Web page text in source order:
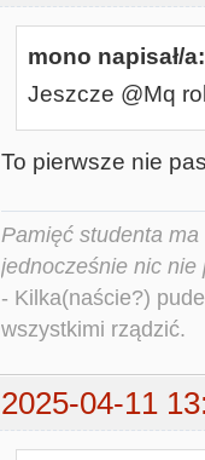
mono napisał/a:
Jeszcze @Mq
To pierwsze nie
Pamięć studenta
jednocześnie nic nie
- Kilka(naście?)
wszystkimi rządzić.
2025-04-11